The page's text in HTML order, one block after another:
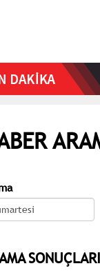
SONUÇLARI